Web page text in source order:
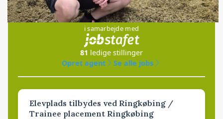
Jobs
i samarbejde med
81 ledige stillinger
Opret agent
Se alle jobs
Elevplads tilbydes ved Ringkøbing /
Trainee placement Ringkøbing